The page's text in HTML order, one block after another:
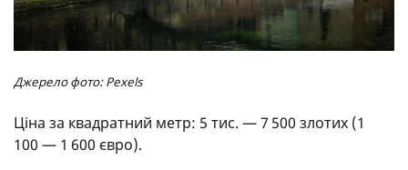
Джерело фото: Pexels
Ціна за квадратний метр: 5 тис. — 7 500 злотих (1
100 — 1 600 євро).